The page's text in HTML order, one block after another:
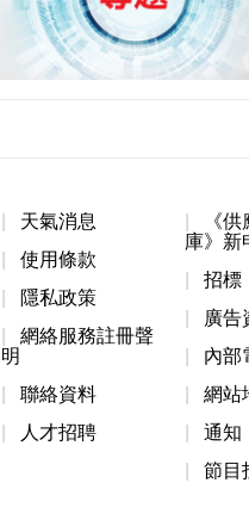
天氣消息
使用條款
隱私政策
網絡服務註冊聲
明
聯絡資料
人才招聘
《
庫》新
招標
廣告
內部
網站
通知
節目